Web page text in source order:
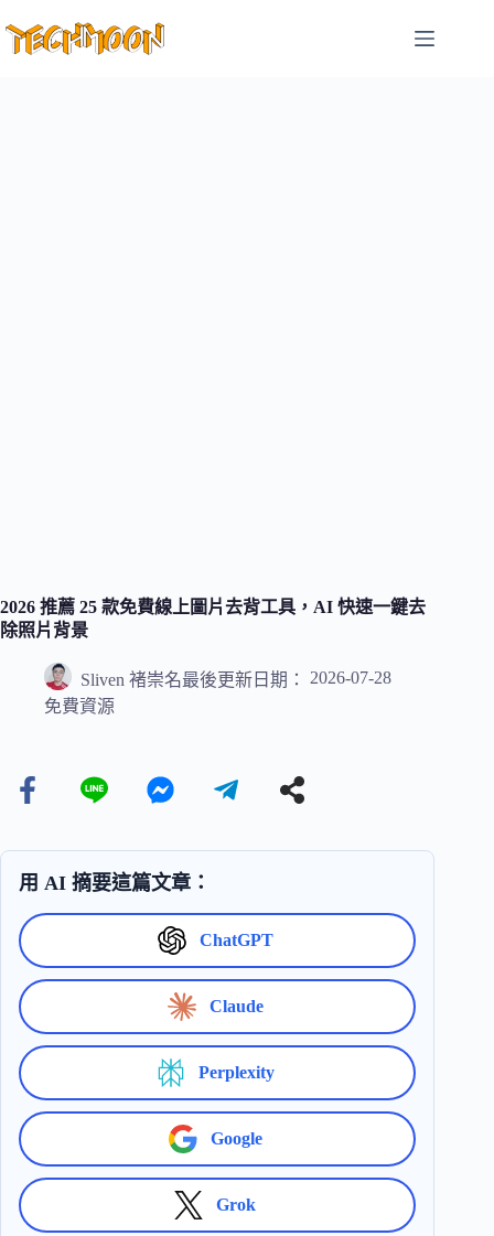
至
2026 推薦 25 款免費線上圖片去背工具，AI 快速一鍵去
除照片背景
Sliven 褚崇名最後更新日期：
2026-07-28
免費資源
用 AI 摘要這篇文章：
ChatGPT
Claude
Perplexity
Google
Grok